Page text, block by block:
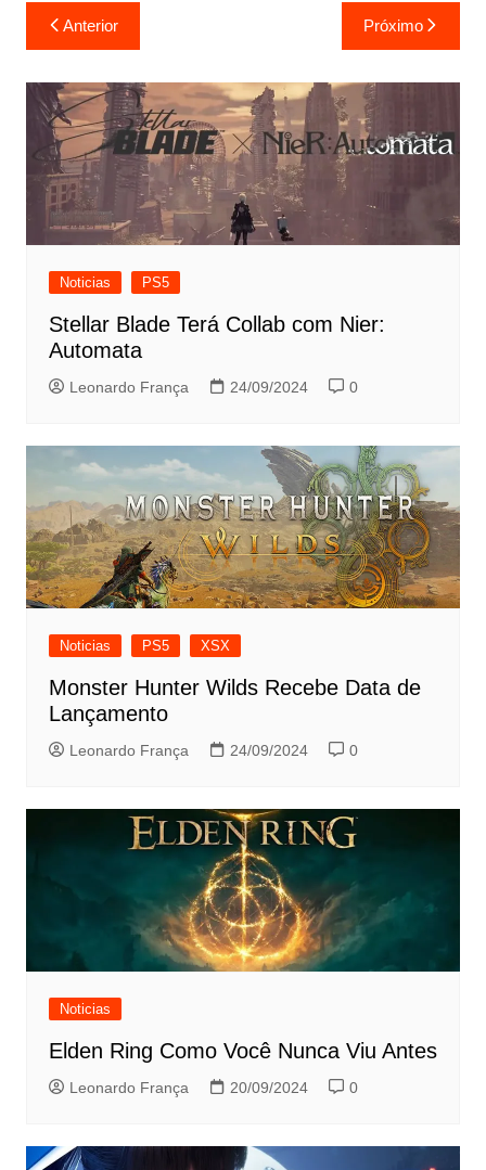
Navegação
de
Post
Anterior Próximo
Noticias PS5
Stellar Blade Terá Collab com Nier:
Automata
Leonardo França 24/09/2024 0
Noticias PS5 XSX
Monster Hunter Wilds Recebe Data de
Lançamento
Leonardo França 24/09/2024 0
Noticias
Elden Ring Como Você Nunca Viu Antes
Leonardo França 20/09/2024 0